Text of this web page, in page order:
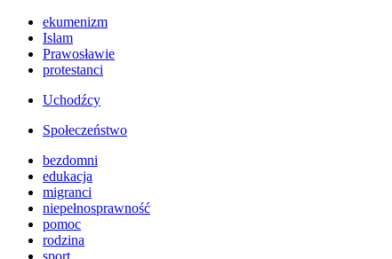
ekumenizm
Islam
Prawosławie
protestanci
Uchodźcy
Społeczeństwo
bezdomni
edukacja
migranci
niepełnosprawność
pomoc
rodzina
sport